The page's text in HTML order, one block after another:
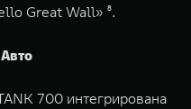
Great Wall» ⁸.
700 интегрирована